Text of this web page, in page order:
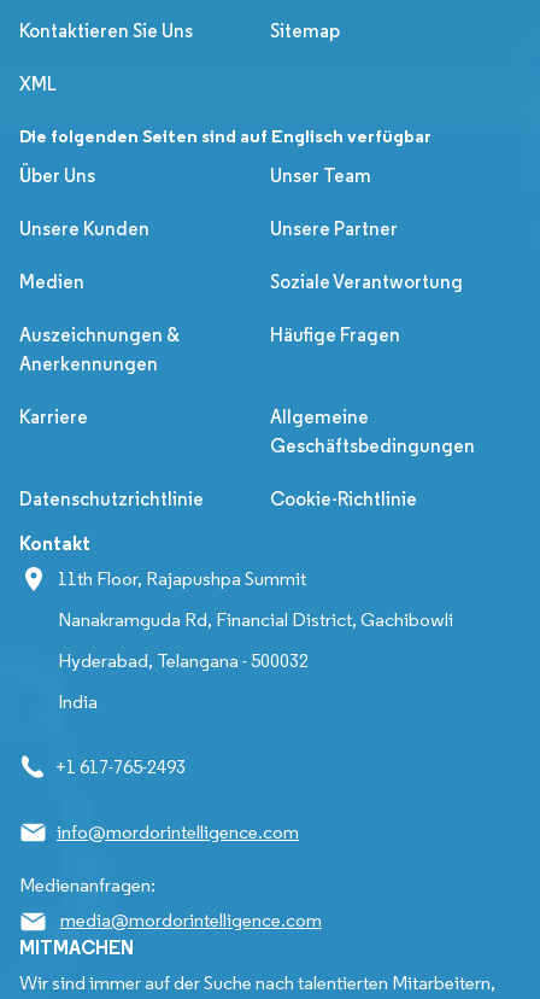
Kontaktieren Sie Uns Sitemap
XML
Die folgenden Seiten sind auf Englisch verfügbar
Über Uns
Unser Team
Unsere Kunden Unsere Partner
Medien Soziale Verantwortung
Auszeichnungen &
Anerkennungen
Häufige Fragen
Karriere
Allgemeine
Geschäftsbedingungen
Datenschutzrichtlinie Cookie-Richtlinie
Kontakt
11th Floor, Rajapushpa Summit
Nanakramguda Rd, Financial District, Gachibowli
Hyderabad, Telangana - 500032
India
+1 617-765-2493
info@mordorintelligence.com
Medienanfragen:
media@mordorintelligence.com
MITMACHEN
Wir sind immer auf der Suche nach talentierten Mitarbeitern,